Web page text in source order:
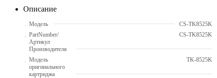
Описание
Модель
CS-TK8525K
PartNumber/
Артикул
Производителя
CS-TK8525K
Модель
оригинального
картриджа
TK-8525K